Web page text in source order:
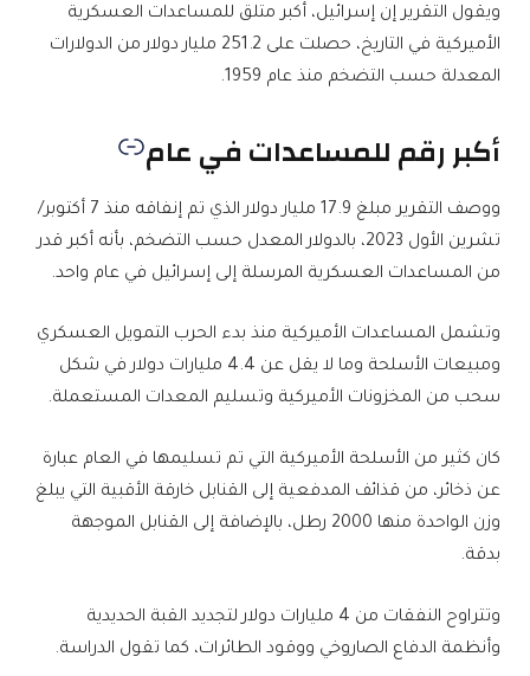
ويقول التقرير إن إسرائيل، أكبر متلق للمساعدات العسكرية
الأميركية في التاريخ، حصلت على 251.2 مليار دولار من الدولارات
المعدلة حسب التضخم منذ عام 1959.
أكبر رقم للمساعدات في عام
ووصف التقرير مبلغ 17.9 مليار دولار الذي تم إنفاقه منذ 7 أكتوبر/
تشرين الأول 2023، بالدولار المعدل حسب التضخم، بأنه أكبر قدر
من المساعدات العسكرية المرسلة إلى إسرائيل في عام واحد.
وتشمل المساعدات الأميركية منذ بدء الحرب التمويل العسكري
ومبيعات الأسلحة وما لا يقل عن 4.4 مليارات دولار في شكل
سحب من المخزونات الأميركية وتسليم المعدات المستعملة.
كان كثير من الأسلحة الأميركية التي تم تسليمها في العام عبارة
عن ذخائر، من قذائف المدفعية إلى القنابل خارقة الأقبية التي يبلغ
وزن الواحدة منها 2000 رطل، بالإضافة إلى القنابل الموجهة
بدقة.
وتتراوح النفقات من 4 مليارات دولار لتجديد القبة الحديدية
وأنظمة الدفاع الصاروخي ووقود الطائرات، كما تقول الدراسة.